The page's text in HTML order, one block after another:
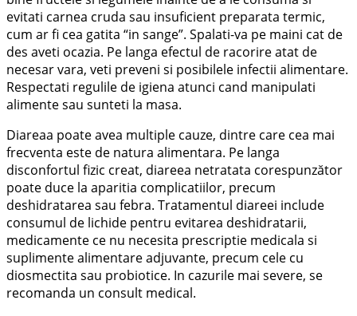
evitati carnea cruda sau insuficient preparata termic,
cum ar fi cea gatita “in sange”. Spalati-va pe maini cat de
des aveti ocazia. Pe langa efectul de racorire atat de
necesar vara, veti preveni si posibilele infectii alimentare.
Respectati regulile de igiena atunci cand manipulati
alimente sau sunteti la masa.
Diareaa poate avea multiple cauze, dintre care cea mai
frecventa este de natura alimentara. Pe langa
disconfortul fizic creat, diareea netratata corespunzător
poate duce la aparitia complicatiilor, precum
deshidratarea sau febra. Tratamentul diareei include
consumul de lichide pentru evitarea deshidratarii,
medicamente ce nu necesita prescriptie medicala si
suplimente alimentare adjuvante, precum cele cu
diosmectita sau probiotice. In cazurile mai severe, se
recomanda un consult medical.